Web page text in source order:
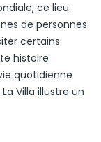
ce lieu
de personnes
certains
histoire
quotidienne
Villa illustre un